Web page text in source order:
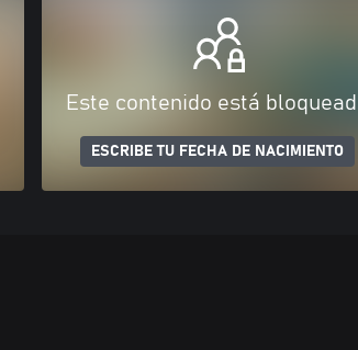
Este contenido está
ESCRIBE TU FECHA DE NACIMIENTO